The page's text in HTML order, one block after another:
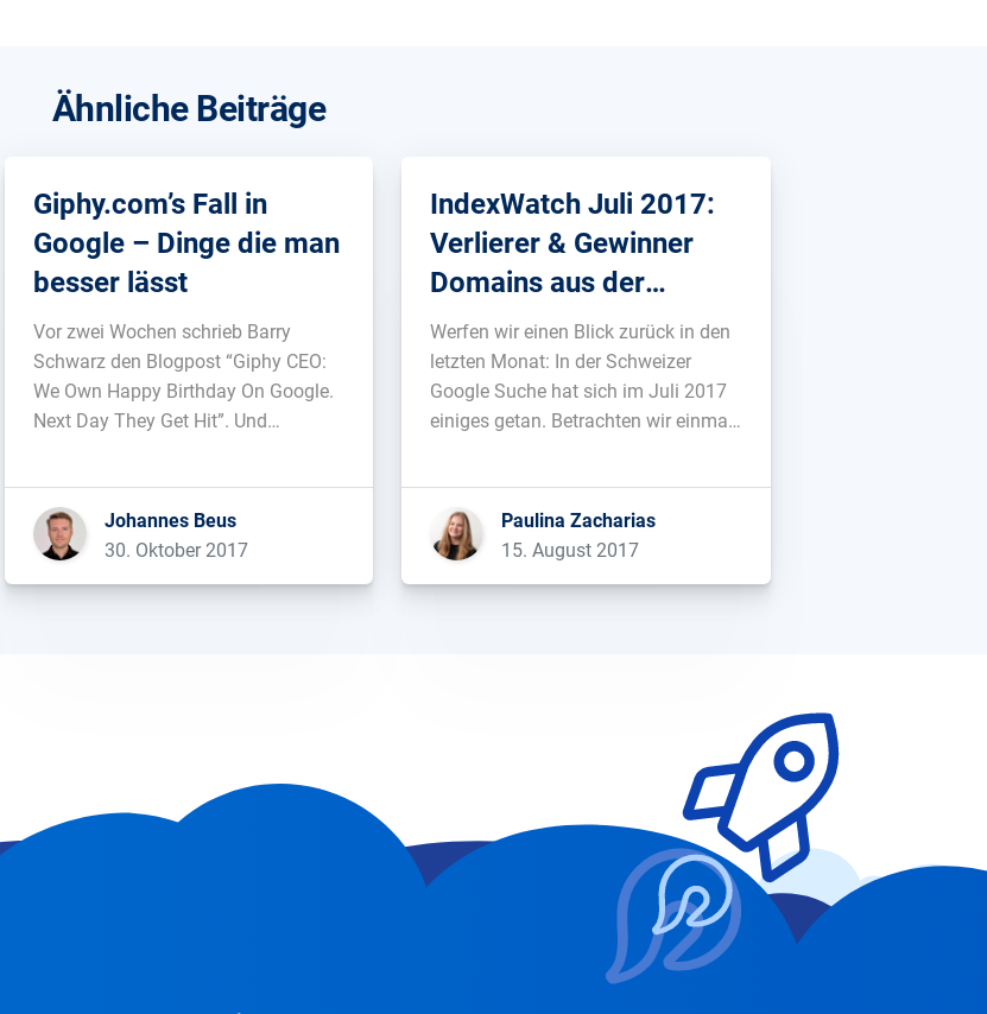
Ähnliche Beiträge
Giphy.com’s Fall in
Google – Dinge die man
besser lässt
Vor zwei Wochen schrieb Barry
Schwarz den Blogpost “Giphy CEO:
We Own Happy Birthday On Google.
Next Day They Get Hit”. Und
hingelegt: 91% der Sichtbarkeit im
Vereinten Königreich, 84% in den
Johannes Beus
30. Oktober 2017
IndexWatch Juli 2017:
Verlierer & Gewinner
Domains aus der
Schweiz
Werfen wir einen Blick zurück in den
letzten Monat: In der Schweizer
Google Suche hat sich im Juli 2017
einiges getan. Betrachten wir einmal
mussten bzw. gewinnen konnten.
Top 10 Verlierer aus der Schweiz
Paulina Zacharias
15. August 2017